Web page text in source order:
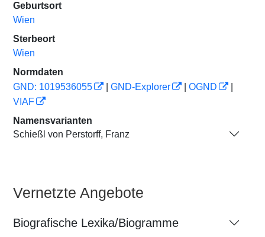
Geburtsort
Wien
Sterbeort
Wien
Normdaten
GND: 1019536055
GND-Explorer OGND
VIAF
Namensvarianten
Schießl von Perstorff, Franz
Vernetzte Angebote
Biografische Lexika/Biogramme